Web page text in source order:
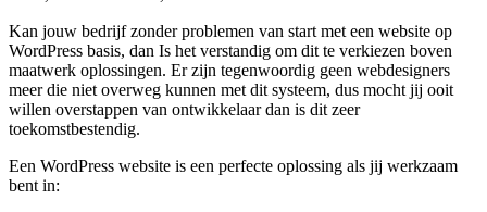
Kan jouw bedrijf zonder problemen van start met een website op
WordPress basis, dan Is het verstandig om dit te verkiezen boven
maatwerk oplossingen. Er zijn tegenwoordig geen webdesigners
meer die niet overweg kunnen met dit systeem, dus mocht jij ooit
willen overstappen van ontwikkelaar dan is dit zeer
toekomstbestendig.
Een WordPress website is een perfecte oplossing als jij werkzaam
bent in: